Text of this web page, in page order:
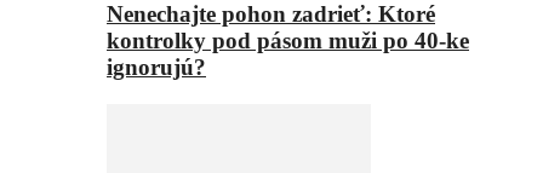
Nenechajte pohon zadrieť: Ktoré
kontrolky pod pásom muži po 40-ke
ignorujú?